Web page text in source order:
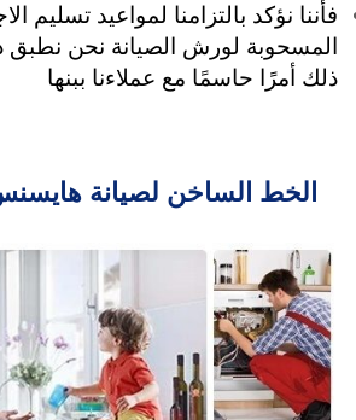
فأننا نؤكد بالتزامنا لمواعيد تسليم
المسحوبة لورش الصيانة نحن نطبق
ذلك أمرًا حاسمًا مع عملاءنا ببنها
الخط الساخن لصيانة هايسنس